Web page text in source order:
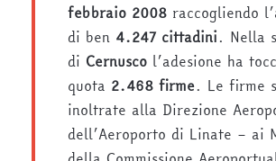
febbraio 2008 raccogliendo
di ben 4.247 cittadini. Nella
di Cernusco l’adesione ha
quota 2.468 firme. Le firme
inoltrate alla Direzione
dell’Aeroporto di Linate – ai